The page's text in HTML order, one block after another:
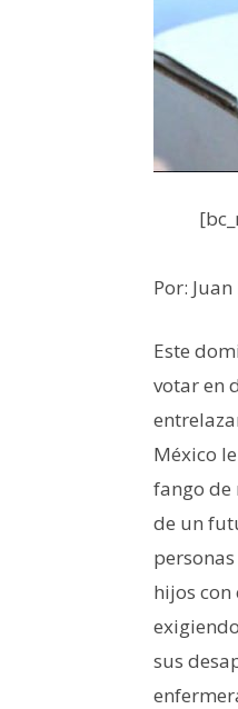
Por:
Este
votar en
México
fango de
de un
hijos
sus